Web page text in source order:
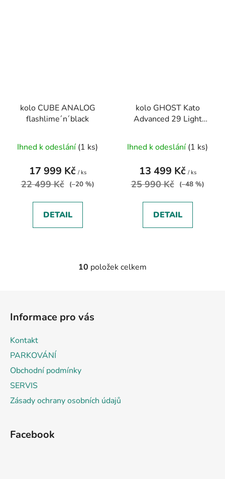
kolo CUBE ANALOG
flashlime´n´black
Ihned k odeslání (1 ks)
17 999 Kč / ks
22 499 Kč (–20 %)
DETAIL
kolo GHOST Kato
Advanced 29 Light
Gloss vel. M
Ihned k odeslání (1 ks)
13 499 Kč / ks
25 990 Kč (–48 %)
DETAIL
O
y
10 položek celkem
Informace pro vás
Kontakt
PARKOVÁNÍ
Obchodní podmínky
SERVIS
Zásady ochrany osobních údajů
Facebook